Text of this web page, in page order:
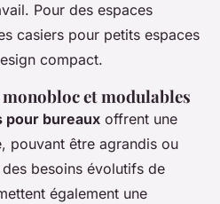
Pour des espaces
casiers pour petits espaces
compact.
et modulables
pour bureaux offrent une
pouvant être agrandis ou
besoins évolutifs de
également une